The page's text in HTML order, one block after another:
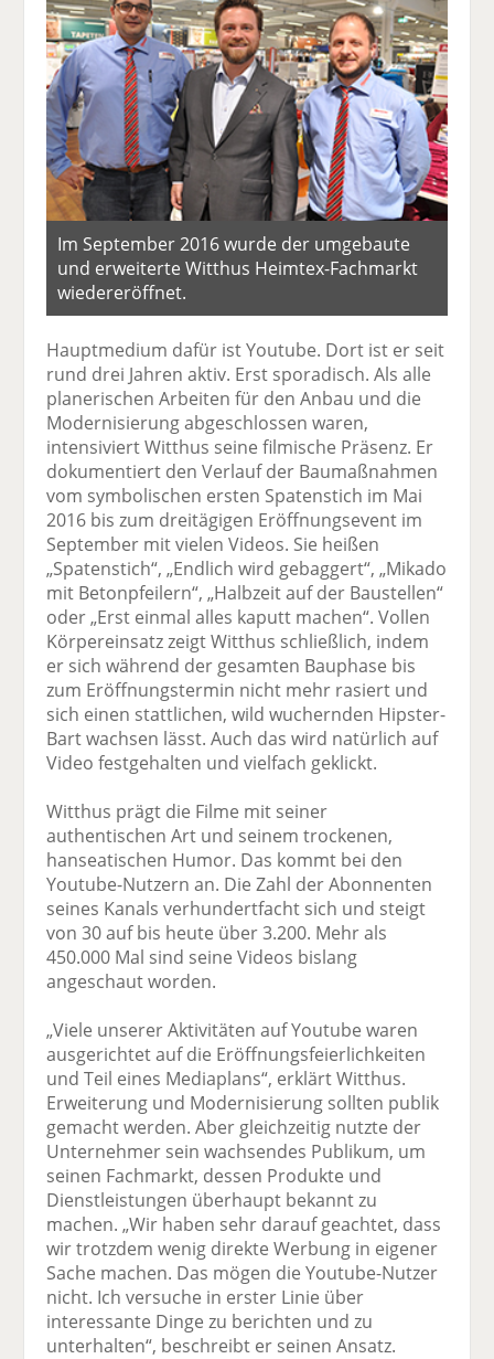
Im September 2016 wurde der umgebaute
und erweiterte Witthus Heimtex-Fachmarkt
wiedereröffnet.
Hauptmedium dafür ist Youtube. Dort ist er seit
rund drei Jahren aktiv. Erst sporadisch. Als alle
planerischen Arbeiten für den Anbau und die
Modernisierung abgeschlossen waren,
intensiviert Witthus seine filmische Präsenz. Er
dokumentiert den Verlauf der Baumaßnahmen
vom symbolischen ersten Spatenstich im Mai
2016 bis zum dreitägigen Eröffnungsevent im
September mit vielen Videos. Sie heißen
„Spatenstich“, „Endlich wird gebaggert“, „Mikado
mit Betonpfeilern“, „Halbzeit auf der Baustellen“
oder „Erst einmal alles kaputt machen“. Vollen
Körper­einsatz zeigt Witthus schließlich, indem
er sich während der gesamten Bauphase bis
zum Eröffnungstermin nicht mehr rasiert und
sich einen stattlichen, wild wuchernden Hipster-
Bart wachsen lässt. Auch das wird natürlich auf
Video festgehalten und vielfach geklickt.
Witthus prägt die Filme mit seiner
authentischen Art und seinem trockenen,
hanseatischen Humor. Das kommt bei den
Youtube-­Nutzern an. Die Zahl der Abonnenten
seines Kanals verhundertfacht sich und steigt
von 30 auf bis heute über 3.200. Mehr als
450.000 Mal sind seine Videos bislang
angeschaut worden.
„Viele unserer Aktivitäten auf Youtube waren
ausgerichtet auf die Eröffnungsfeierlichkeiten
und Teil eines Mediaplans“, erklärt Witthus.
Erweiterung und Modernisierung sollten publik
gemacht werden. Aber gleichzeitig nutzte der
Unternehmer sein wachsendes Publikum, um
seinen Fachmarkt, dessen Produkte und
Dienstleistungen überhaupt bekannt zu
machen. „Wir haben sehr darauf geachtet, dass
wir trotzdem wenig direkte Werbung in eigener
Sache machen. Das mögen die Youtube-Nutzer
nicht. Ich versuche in erster Linie über
interessante Dinge zu berichten und zu
unterhalten“, beschreibt er seinen Ansatz.